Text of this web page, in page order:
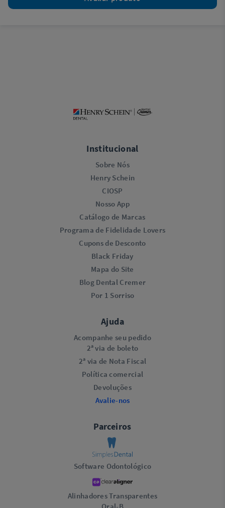
Institucional
Sobre Nós
Henry Schein
CIOSP
Nosso App
Catálogo de Marcas
Programa de Fidelidade Lovers​
Cupons de Desconto
Black Friday
Mapa do Site
Blog Dental Cremer
Por 1 Sorriso
Ajuda
Acompanhe seu pedido
2ª via de boleto
2ª via de Nota Fiscal
Política comercial
Devoluções
Avalie-nos
Parceiros
Software Odontológico
Alinhadores Transparentes